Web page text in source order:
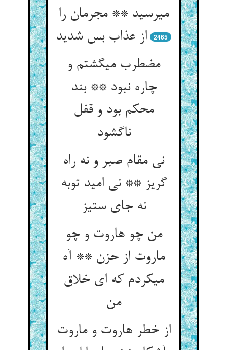
می‏رسید ** مجرمان را
از عذاب بس شدید
2465
مضطرب می‏گشتم و
چاره نبود ** بند
محکم بود و قفل
ناگشود
نی مقام صبر و نه راه
گریز ** نی امید توبه
نه جای ستیز
من چو هاروت و چو
ماروت از حزن ** آه
می‏کردم که ای خلاق
من‏
از خطر هاروت و ماروت